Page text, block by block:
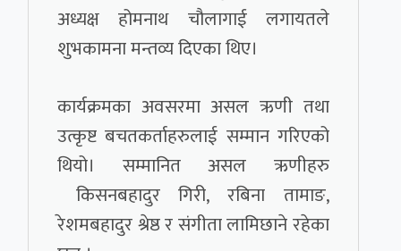
अध्यक्ष होमनाथ चौलागाई लगायतले
शुभकामना मन्तव्य दिएका थिए।
कार्यक्रमका अवसरमा असल ऋणी तथा
उत्कृष्ट बचतकर्ताहरुलाई सम्मान गरिएको
थियो। सम्मानित असल ऋणीहरु
किसनबहादुर गिरी, रबिना तामाङ,
रेशमबहादुर श्रेष्ठ र संगीता लामिछाने रहेका